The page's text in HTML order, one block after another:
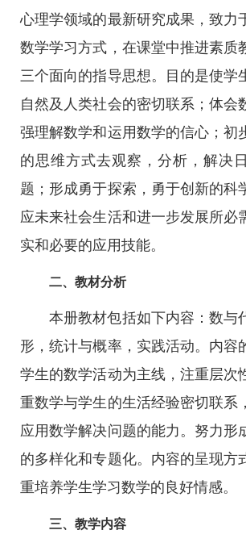
心理学领域的最新研究成果，致力
数学学习方式，在课堂中推进素质
三个面向的指导思想。目的是使学
自然及人类社会的密切联系；体会
强理解数学和运用数学的信心；初
的思维方式去观察，分析，解决
题；形成勇于探索，勇于创新的科
应未来社会生活和进一步发展所必
实和必要的应用技能。
二、教材分析
本册教材包括如下内容：数与
形，统计与概率，实践活动。内容
学生的数学活动为主线，注重层次
重数学与学生的生活经验密切联系
应用数学解决问题的能力。努力形
的多样化和专题化。内容的呈现方
重培养学生学习数学的良好情感。
三、教学内容